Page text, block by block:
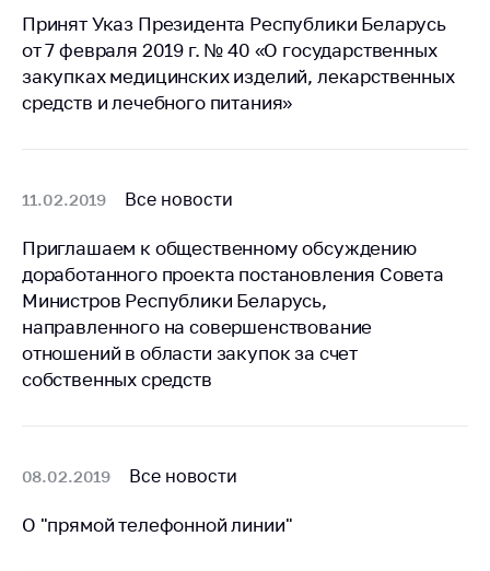
Общественное
обсуждение
проектов
Упрощение условий
ведения бизнеса
Рекомендации по
предотвращению
распространения
COVID-19 для
субъектов торговли,
общественного
питания, бытового
вопросам
регулирования и
Принят Указ Президента Республики Беларусь
от 7 февраля 2019 г. № 40 «О государственных
закупках медицинских изделий, лекарственных
средств и лечебного питания»
11.02.2019 Все новости
Приглашаем к общественному обсуждению
доработанного проекта постановления Совета
Министров Республики Беларусь,
направленного на совершенствование
отношений в области закупок за счет
собственных средств
08.02.2019 Все новости
О "прямой телефонной линии"